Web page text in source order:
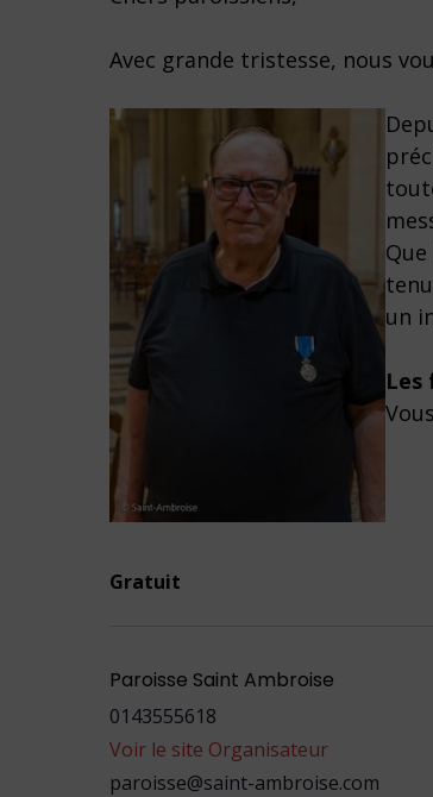
Avec grande tristesse, nous
un
Les
Gratuit
Paroisse Saint Ambroise
0143555618
Voir le site Organisateur
paroisse@saint-ambroise.com